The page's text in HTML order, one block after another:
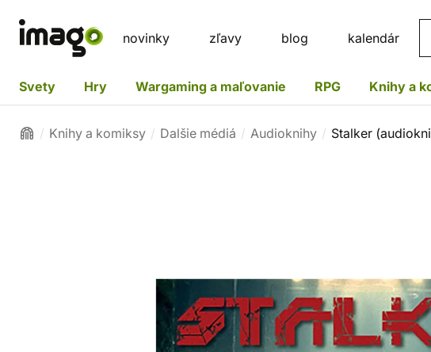
novinky zľavy blog kalendár
Svety Hry Wargaming a maľovanie RPG Knihy a
Knihy a komiksy Dalšie médiá Audioknihy Stalker